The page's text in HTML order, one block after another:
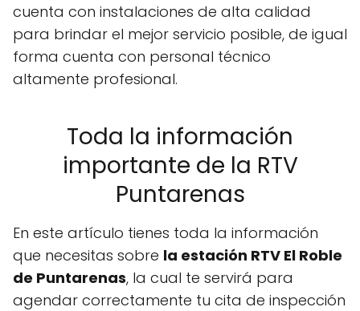
cuenta con instalaciones de alta calidad
para brindar el mejor servicio posible, de igual
forma cuenta con personal técnico
altamente profesional.
Toda la información
importante de la RTV
Puntarenas
En este artículo tienes toda la información
que necesitas sobre la estación RTV El Roble
de Puntarenas, la cual te servirá para
agendar correctamente tu cita de inspección